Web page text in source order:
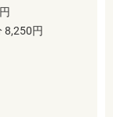
8,250円